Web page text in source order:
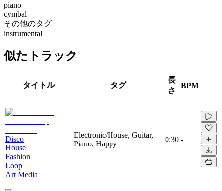
piano
cymbal
その他のタグ
instrumental
似たトラック
タイトル タグ
長
さ
BPM
Disco
House
Fashion
Loop
Art Media
Electronic/House, Guitar,
Piano, Happy
0:30 -